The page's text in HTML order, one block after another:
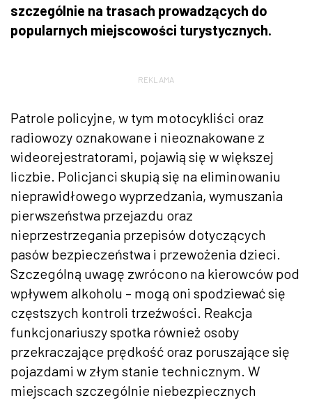
szczególnie na trasach prowadzących do
popularnych miejscowości turystycznych.
REKLAMA
Patrole policyjne, w tym motocykliści oraz
radiowozy oznakowane i nieoznakowane z
wideorejestratorami, pojawią się w większej
liczbie. Policjanci skupią się na eliminowaniu
nieprawidłowego wyprzedzania, wymuszania
pierwszeństwa przejazdu oraz
nieprzestrzegania przepisów dotyczących
pasów bezpieczeństwa i przewożenia dzieci.
Szczególną uwagę zwrócono na kierowców pod
wpływem alkoholu – mogą oni spodziewać się
częstszych kontroli trzeźwości. Reakcja
funkcjonariuszy spotka również osoby
przekraczające prędkość oraz poruszające się
pojazdami w złym stanie technicznym. W
miejscach szczególnie niebezpiecznych